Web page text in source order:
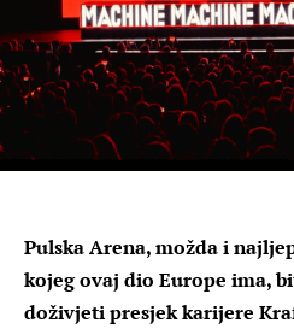
Pulska Arena, možda i
kojeg ovaj dio Europe ima,
doživjeti presjek karijere